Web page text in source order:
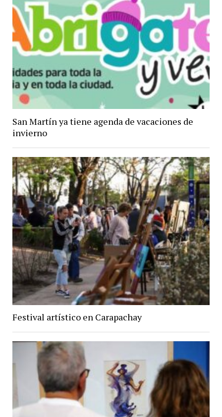
San Martín ya tiene agenda de vacaciones de
invierno
Festival artístico en Carapachay